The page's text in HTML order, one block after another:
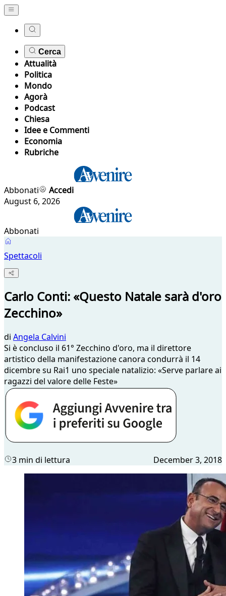
Cerca
Attualità
Politica
Mondo
Agorà
Podcast
Chiesa
Idee e Commenti
Economia
Rubriche
Abbonati
Accedi
August 6, 2026
Abbonati
Spettacoli
Carlo Conti: «Questo Natale sarà d'oro
Zecchino»
di Angela Calvini
Si è concluso il 61° Zecchino d'oro, ma il direttore
artistico della manifestazione canora condurrà il 14
dicembre su Rai1 uno speciale natalizio: «Serve parlare ai
ragazzi del valore delle Feste»
3 min di lettura December 3, 2018